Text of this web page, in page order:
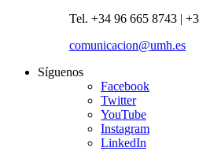
Tel. +34 96 665 8743 |
comunicacion@umh.es
Síguenos
Facebook
Twitter
YouTube
Instagram
LinkedIn